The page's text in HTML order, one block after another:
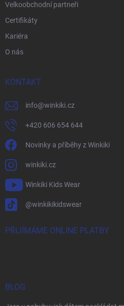
Velkoobchodní partneři
Certifikáty
Kariéra
O nás
KONTAKT
info@winkiki.cz
+420 606 654 644
Novinky a příběhy z Winkiki
winkiki.cz
Winkiki Kids Wear
@winkikikidswear
PŘIJÍMÁME ONLINE PLATBY
BLOG